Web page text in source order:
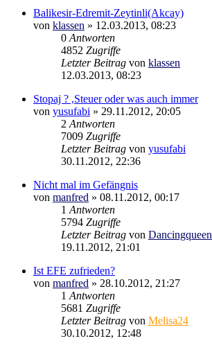
Balikesir-Edremit-Zeytinli(Akcay)
von klassen » 12.03.2013, 08:23
0 Antworten
4852 Zugriffe
Letzter Beitrag von klassen
12.03.2013, 08:23
Stopaj ? ,Steuer oder was auch immer
von yusufabi » 29.11.2012, 20:05
2 Antworten
7009 Zugriffe
Letzter Beitrag von yusufabi
30.11.2012, 22:36
Nicht mal im Gefängnis
von manfred » 08.11.2012, 00:17
1 Antworten
5794 Zugriffe
Letzter Beitrag von Dancingqueen
19.11.2012, 21:01
Ist EFE zufrieden?
von manfred » 28.10.2012, 21:27
1 Antworten
5681 Zugriffe
Letzter Beitrag von Melisa24
30.10.2012, 12:48